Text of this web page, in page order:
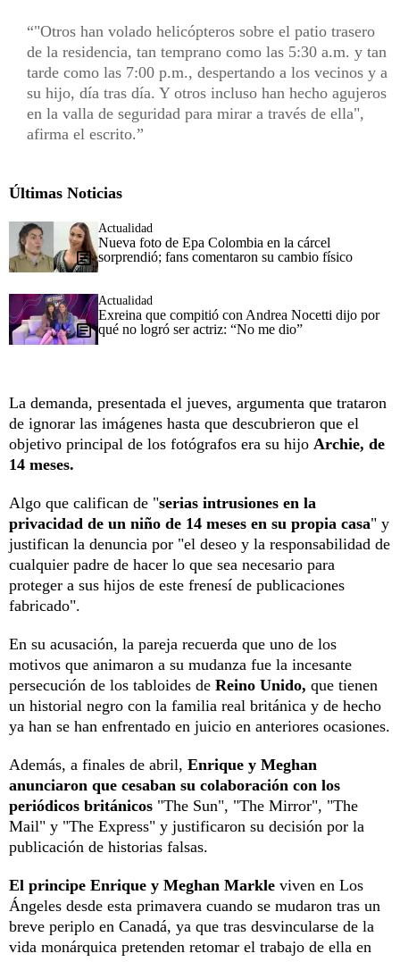
"Otros han volado helicópteros sobre el patio trasero
de la residencia, tan temprano como las 5:30 a.m. y tan
tarde como las 7:00 p.m., despertando a los vecinos y a
su hijo, día tras día. Y otros incluso han hecho agujeros
en la valla de seguridad para mirar a través de ella",
afirma el escrito.
Últimas Noticias
Actualidad
Nueva foto de Epa Colombia en la cárcel
sorprendió; fans comentaron su cambio físico
Actualidad
Exreina que compitió con Andrea Nocetti dijo por
qué no logró ser actriz: “No me dio”
La demanda, presentada el jueves, argumenta que trataron
de ignorar las imágenes hasta que descubrieron que el
objetivo principal de los fotógrafos era su hijo Archie, de
14 meses.
Algo que califican de "serias intrusiones en la
privacidad de un niño de 14 meses en su propia casa" y
justifican la denuncia por "el deseo y la responsabilidad de
cualquier padre de hacer lo que sea necesario para
proteger a sus hijos de este frenesí de publicaciones
fabricado".
En su acusación, la pareja recuerda que uno de los
motivos que animaron a su mudanza fue la incesante
persecución de los tabloides de Reino Unido, que tienen
un historial negro con la familia real británica y de hecho
ya han se han enfrentado en juicio en anteriores ocasiones.
Además, a finales de abril, Enrique y Meghan
anunciaron que cesaban su colaboración con los
periódicos británicos "The Sun", "The Mirror", "The
Mail" y "The Express" y justificaron su decisión por la
publicación de historias falsas.
El principe Enrique y Meghan Markle viven en Los
Ángeles desde esta primavera cuando se mudaron tras un
breve periplo en Canadá, ya que tras desvincularse de la
vida monárquica pretenden retomar el trabajo de ella en